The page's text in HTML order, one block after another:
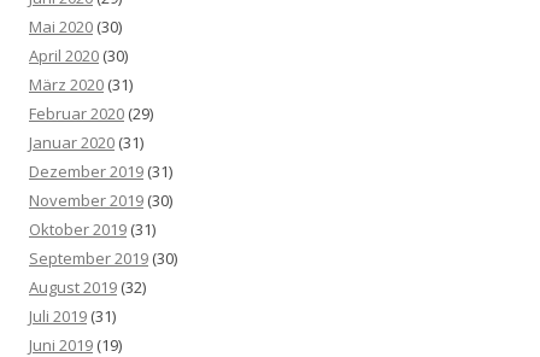
Mai 2020 (30)
April 2020 (30)
März 2020 (31)
Februar 2020 (29)
Januar 2020 (31)
Dezember 2019 (31)
November 2019 (30)
Oktober 2019 (31)
September 2019 (30)
August 2019 (32)
Juli 2019 (31)
Juni 2019 (19)